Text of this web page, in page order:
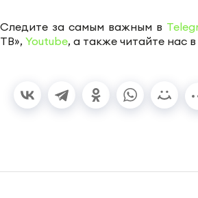
Следите за самым важным в
ТВ», Youtube, а также читайте нас в